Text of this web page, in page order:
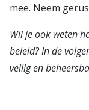
mee. Neem
Wil je ook weten
beleid? In de
veilig en